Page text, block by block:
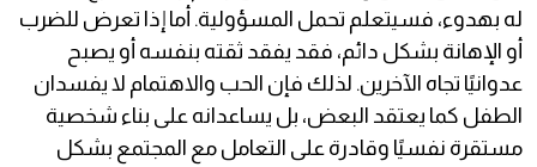
له بهدوء، فسيتعلم تحمل المسؤولية. أما إذا تعرض للضرب
أو الإهانة بشكل دائم، فقد يفقد ثقته بنفسه أو يصبح
عدوانيًا تجاه الآخرين. لذلك فإن الحب والاهتمام لا يفسدان
الطفل كما يعتقد البعض، بل يساعدانه على بناء شخصية
مستقرة نفسيًا وقادرة على التعامل مع المجتمع بشكل